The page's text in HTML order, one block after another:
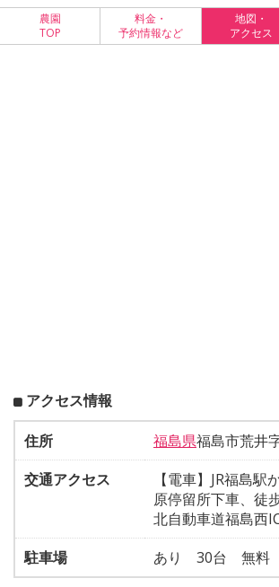
農園
TOP
料金・
予約情報など
地図・
アクセス
アクセス情報
住所 福島県福島市荒井
交通アクセス
【電車】JR福島駅
原停留所下車、徒
北自動車道福島西
駐車場
あり 30台 無料